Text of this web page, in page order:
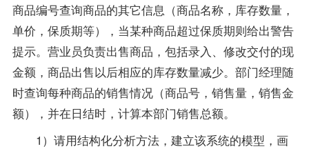
商品编号查询商品的其它信息（商品名称，库存数量，
单价，保质期等），当某种商品超过保质期则给出警告
提示。营业员负责出售商品，包括录入、修改交付的现
金额，商品出售以后相应的库存数量减少。部门经理随
时查询每种商品的销售情况（商品号，销售量，销售金
额），并在日结时，计算本部门销售总额。
1）请用结构化分析方法，建立该系统的模型，画